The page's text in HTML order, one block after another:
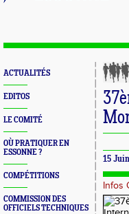
ACTUALITÉS
EDITOS
LE COMITÉ
OÙ PRATIQUER EN
ESSONNE ?
COMPÉTITIONS
COMMISSION DES
OFFICIELS TECHNIQUES
15
Infos